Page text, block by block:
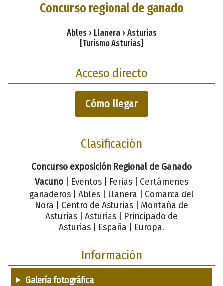
Concurso regional de ganado
Ables › Llanera › Asturias
[Turismo Asturias]
Acceso directo
Cómo llegar
Clasificación
Concurso exposición Regional de Ganado
Vacuno | Eventos | Ferias | Certámenes
ganaderos | Ables | Llanera | Comarca del
Nora | Centro de Asturias | Montaña de
Asturias | Asturias | Principado de
Asturias | España | Europa.
Información
Galería fotográfica